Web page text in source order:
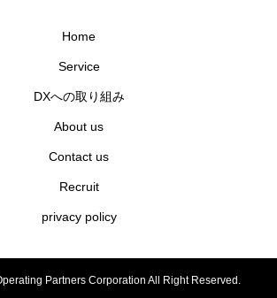
Home
Service
DXへの取り組み
About us
Contact us
Recruit
privacy policy
Partners Corporation All Right Reserved.